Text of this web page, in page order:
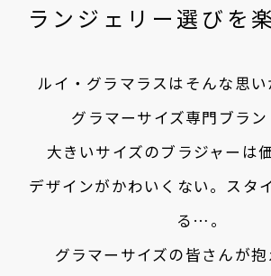
ランジェリー選びを
ルイ・グラマラスはそんな思
グラマーサイズ専門ブラン
大きいサイズのブラジャーは
デザインがかわいくない。スタ
る…。
グラマーサイズの皆さんが抱